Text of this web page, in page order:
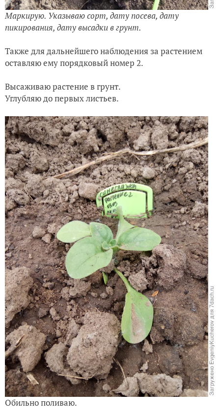
Маркирую. Указываю сорт, дату посева, дату
пикирования, дату высадки в грунт.
Также для дальнейшего наблюдения за растением
оставляю ему порядковый номер 2.
Высаживаю растение в грунт.
Углубляю до первых листьев.
Обильно поливаю.